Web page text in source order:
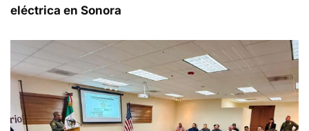
eléctrica en Sonora